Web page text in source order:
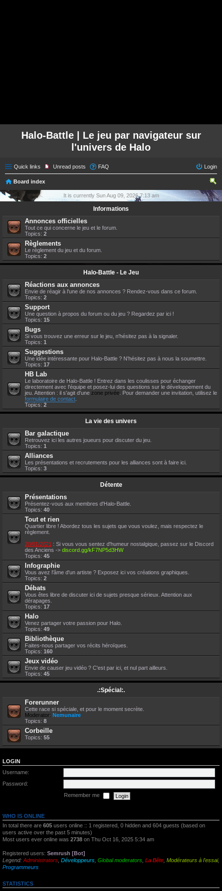
Halo-Battle | Le jeu par navigateur sur
l'univers de Halo
Quick links Unread posts FAQ Login
Board index
ear
It is currently Sun Aug 09, 2026 7:13 am
Informations
Annonces officielles
Tout ce qui concerne le jeu et le forum.
Topics: 2
Règlements
Le règlement du jeu et du forum.
Topics: 2
Halo-Battle - Le Jeu
Réactions aux annonces
Envie de réagir à l'une de nos annonces ? Rendez-vous dans ce forum.
Topics: 2
Support
Une question à propos du forum ou du jeu ? Regardez par ici !
Topics: 15
Bugs
Si vous trouvez une erreur sur le jeu, n'hésitez pas à la signaler.
Topics: 1
Suggestions
Une idée intéressante pour Halo-Battle ? N'hésitez pas à nous la soumettre.
Topics: 17
HB Lab
Le laboratoire de Halo-Battle ! Entrez dans les coulisses pour échanger
directement avec l'équipe et posez-lui des questions sur le développement du
jeu. Attention : il s'agit d'une zone privée . Pour demander une invitation, utilisez le
formulaire de contact
Topics: 2
La vie des univers
Bar galactique
Retrouvez ici les autres joueurs pour discuter du jeu.
Topics: 1
Alliances
Les présentations et recrutements pour les alliances sont à faire ici.
Topics: 3
Détente
Présentations
Présentez-vous aux membres d'Halo-Battle.
Topics: 40
Tout et rien
Quartier libre ! Abordez tous les sujets que vous voulez, mais respectez le
règlement.
20/01/2021 : Si vous vous sentez d'humeur nostalgique, passez sur le Discord
des Anciens -> discord.gg/kF7NP5d3HW
Topics: 45
Infographie
Vous avez l'âme d'un artiste ? Exposez ici vos créations graphiques.
Topics: 2
Débats
Vous êtes libre de discuter ici de sujets presque sérieux. Attention aux
dérapages.
Topics: 17
Halo
Venez partager votre passion pour Halo.
Topics: 49
Bibliothèque
Faites-nous partager vos récits héroïques.
Topics: 160
Jeux vidéo
Envie de causer jeu vidéo ? C'est par ici, et nul part ailleurs.
Topics: 45
.:Spécial:.
Forerunner
Cette race si spéciale, et pour le moment secrète.
Moderator: Nemunaire
Topics: 8
Corbeille
Topics: 55
LOGIN
Username:
Password:
Remember me
WHO IS ONLINE
In total there are 605 users online :: 1 registered, 0 hidden and 604 guests (based on
users active over the past 5 minutes)
Most users ever online was 2738 on Thu Oct 16, 2025 5:34 am
Registered users: Semrush [Bot]
Legend: Administrators Développeurs Global moderators La Bête Modérateurs à l'essai,
Programmeurs
STATISTICS